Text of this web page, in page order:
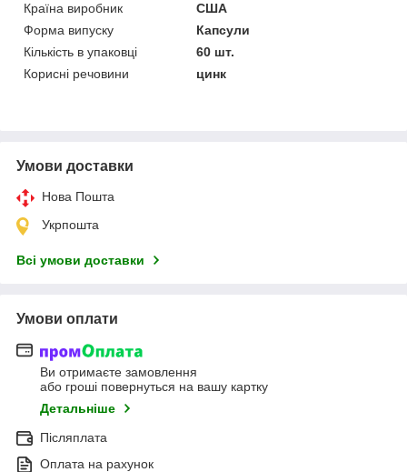
Країна виробник
США
Форма випуску
Капсули
Кількість в упаковці
60 шт.
Корисні речовини
цинк
Умови доставки
Нова Пошта
Укрпошта
Всі умови доставки
Умови оплати
Ви отримаєте замовлення
або гроші повернуться на вашу картку
Детальніше
Післяплата
Оплата на рахунок